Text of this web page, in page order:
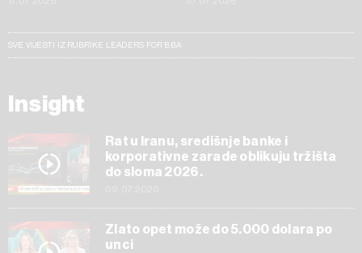
SVE VIJESTI IZ RUBRIKE LEADERS FOR BBA
Insight
Rat u Iranu, središnje banke i
korporativne zarade oblikuju tržišta
do sloma 2026.
Zlato opet može do 5.000 dolara po
unci